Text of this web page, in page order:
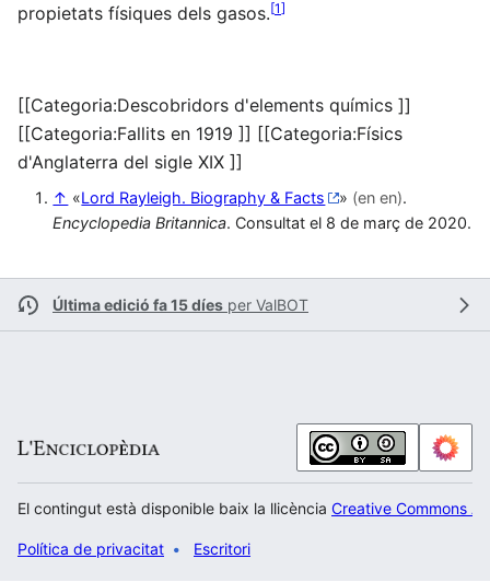
propietats físiques dels gasos.[1]
[[Categoria:Descobridors d'elements químics ]]
[[Categoria:Fallits en 1919 ]] [[Categoria:Físics
d'Anglaterra del sigle XIX ]]
↑ «Lord Rayleigh. Biography & Facts » (en en).
Encyclopedia Britannica. Consultat el 8 de març de 2020.
Última edició fa 15 díes per ValBOT
El contingut està disponible baix la llicència Creative Commons
Política de privacitat Escritori